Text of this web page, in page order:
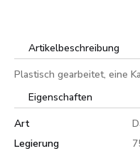
Artikelbeschreibung
Plastisch gearbeitet, eine
Eigenschaften
Art
Legierung